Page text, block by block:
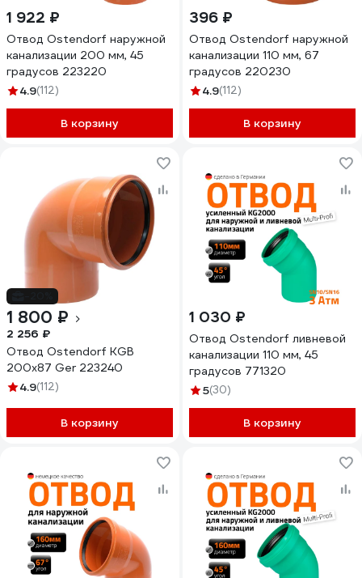
1 922 ₽
Отвод Ostendorf наружной
канализации 200 мм, 45
градусов 223220
4.9(112)
В корзину
396 ₽
Отвод Ostendorf наружной
канализации 110 мм, 67
градусов 220230
4.9(112)
В корзину
1 800 ₽
2 256 ₽
Отвод Ostendorf KGВ
200x87 Ger 223240
4.9(112)
В корзину
1 030 ₽
Отвод Ostendorf ливневой
канализации 110 мм, 45
градусов 771320
5(30)
В корзину